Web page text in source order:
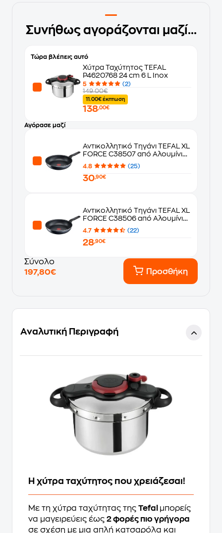
Συνήθως αγοράζονται μαζί...
Τώρα βλέπεις αυτό
Χύτρα Ταχύτητος TEFAL
P4620768 24 cm 6 L Inox
5
(2)
149.00€
11.00€ έκπτωση
138,00€
Αγόρασε μαζί
Αντικολλητικό Τηγάνι TEFAL XL
FORCE C38507 από Αλουμίνιο
30 cm Μαύρο
4.8 (25)
30,90€
Αντικολλητικό Τηγάνι TEFAL XL
FORCE C38506 από Αλουμίνιο
28 cm Μαύρο
4.7 (22)
28,90€
Σύνολο
197,80€
Προσθήκη
Αναλυτική Περιγραφή
Η χύτρα ταχύτητος που χρειάζεσαι!
Με τη χύτρα ταχύτητας της Tefal μπορείς
να μαγειρεύεις έως 2 φορές πιο γρήγορα
σε σχέση με μια απλή κατσαρόλα και